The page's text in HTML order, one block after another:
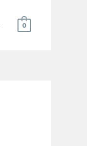
0